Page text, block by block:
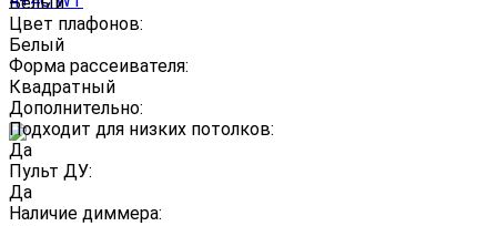
Цвет плафонов:
Белый
Форма рассеивателя:
Квадратный
Дополнительно:
Подходит для низких потолков:
Да
Пульт ДУ:
Да
Наличие диммера: